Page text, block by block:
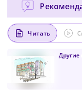
Читать